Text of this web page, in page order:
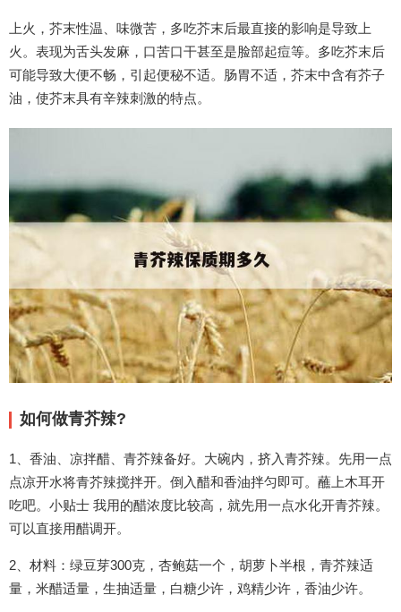
上火，芥末性温、味微苦，多吃芥末后最直接的影响是导致上
火。表现为舌头发麻，口苦口干甚至是脸部起痘等。多吃芥末后
可能导致大便不畅，引起便秘不适。肠胃不适，芥末中含有芥子
油，使芥末具有辛辣刺激的特点。
如何做青芥辣?
1、香油、凉拌醋、青芥辣备好。大碗内，挤入青芥辣。先用一点
点凉开水将青芥辣搅拌开。倒入醋和香油拌匀即可。蘸上木耳开
吃吧。小贴士 我用的醋浓度比较高，就先用一点水化开青芥辣。
可以直接用醋调开。
2、材料：绿豆芽300克，杏鲍菇一个，胡萝卜半根，青芥辣适
量，米醋适量，生抽适量，白糖少许，鸡精少许，香油少许。